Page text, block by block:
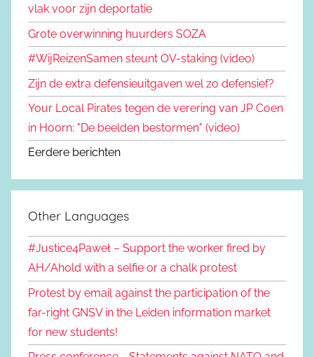
vlak voor zijn deportatie
Grote overwinning huurders SOZA
#WijReizenSamen steunt OV-staking (video)
Zijn de extra defensieuitgaven wel zo defensief?
Your Local Pirates tegen de verering van JP Coen
in Hoorn: "De beelden bestormen" (video)
Eerdere berichten
Other Languages
#Justice4Paweł – Support the worker fired by
AH/Ahold with a selfie or a chalk protest
Protest by email against the participation of the
far-right GNSV in the Leiden information market
for new students!